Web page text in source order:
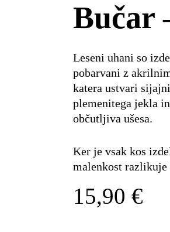
Bučar
Leseni uhani so
pobarvani z
katera ustvari
plemenitega jekla
občutljiva ušesa.
Ker je vsak kos
malenkost
15,90 €